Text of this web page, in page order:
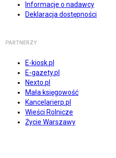
Informacje o nadawcy
Deklaracja dostępności
PARTNERZY
E-kiosk.pl
E-gazety.pl
Nexto.pl
Mała księgowość
Kancelarierp.pl
Wieści Rolnicze
Życie Warszawy